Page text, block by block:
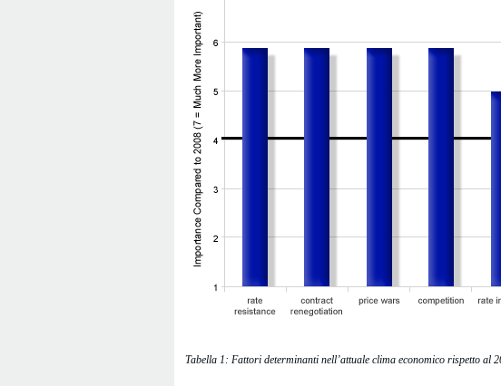
Tabella 1: Fattori determinanti nell’attuale clima economico rispetto al